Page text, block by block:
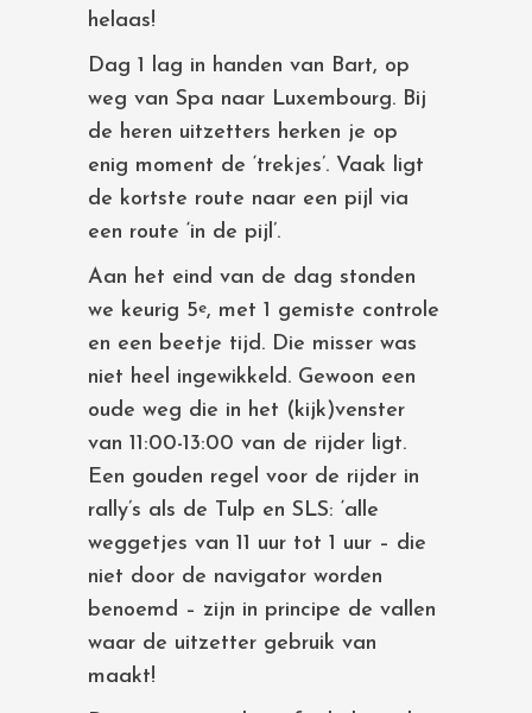
helaas!
Dag 1 lag in handen van Bart, op
weg van Spa naar Luxembourg. Bij
de heren uitzetters herken je op
enig moment de ‘trekjes’. Vaak ligt
de kortste route naar een pijl via
een route ‘in de pijl’.
Aan het eind van de dag stonden
we keurig 5e, met 1 gemiste controle
en een beetje tijd. Die misser was
niet heel ingewikkeld. Gewoon een
oude weg die in het (kijk)venster
van 11:00-13:00 van de rijder ligt.
Een gouden regel voor de rijder in
rally’s als de Tulp en SLS: ‘alle
weggetjes van 11 uur tot 1 uur – die
niet door de navigator worden
benoemd – zijn in principe de vallen
waar de uitzetter gebruik van
maakt!